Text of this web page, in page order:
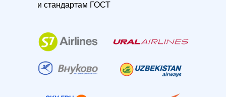
и стандартам ГОСТ